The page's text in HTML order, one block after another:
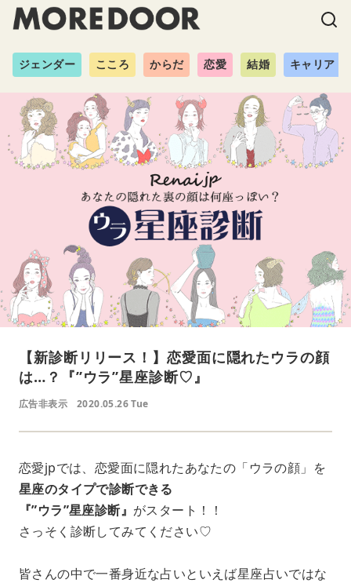
ジェンダー こころ からだ 恋愛 結婚 キャリア
【新診断リリース！】恋愛面に隠れたウラの顔
は…？『”ウラ”星座診断♡』
広告非表示 2020.05.26 Tue
恋愛jpでは、恋愛面に隠れたあなたの「ウラの顔」を
星座のタイプで診断できる
『”ウラ”星座診断』 がスタート！！
さっそく診断してみてください♡
皆さんの中で一番身近な占いといえば星座占いではな